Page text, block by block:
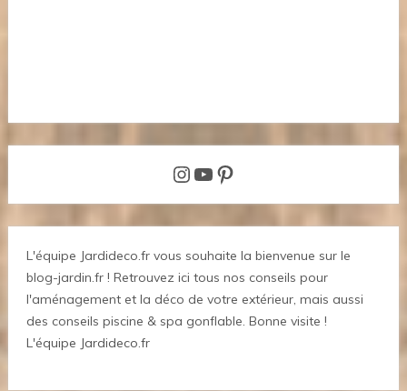
Instagram
YouTube
Pinterest
L'équipe Jardideco.fr vous souhaite la bienvenue sur le
blog-jardin.fr ! Retrouvez ici tous nos conseils pour
l'aménagement et la déco de votre extérieur, mais aussi
des conseils piscine & spa gonflable. Bonne visite !
L'équipe Jardideco.fr